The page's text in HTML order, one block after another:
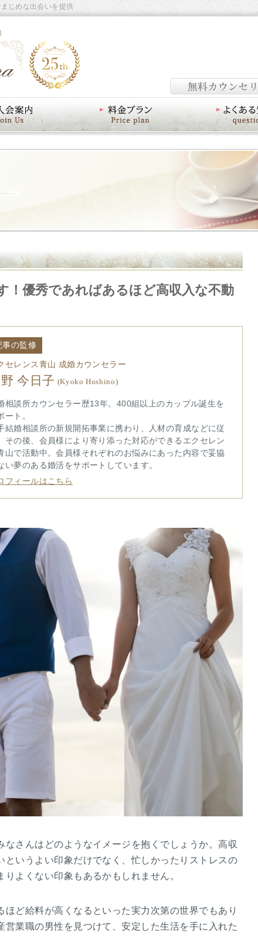
じめな出会いを提供
！優秀であればあるほど高収入な不動
事の監修
セレンス青山 成婚カウンセラー
今日子 (Kyoko Hoshino)
相談所カウンセラー歴13年。400組以上のカップル誕生を
ート。
結婚相談所の新規開拓事業に携わり、人材の育成などに従
その後、会員様により寄り添った対応ができるエクセレン
山で活動中。会員様それぞれのお悩みにあった内容で妥協
い夢のある婚活をサポートしています。
フィールはこちら
さんはどのようなイメージを抱くでしょうか。高収
というよい印象だけでなく、忙しかったりストレスの
よくない印象もあるかもしれません。
ど給料が高くなるといった実力次第の世界でもあり
営業職の男性を見つけて、安定した生活を手に入れた